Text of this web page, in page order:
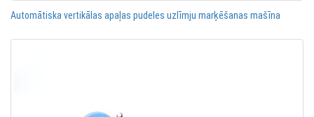
Automātiska vertikālas apaļas pudeles uzlīmju marķēšanas mašīna